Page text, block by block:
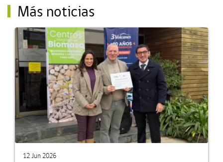
Más noticias
12 Jun 2026